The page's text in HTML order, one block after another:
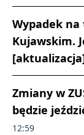
Wypadek
Kujawskim.
Zmiany w
będzie
12:59